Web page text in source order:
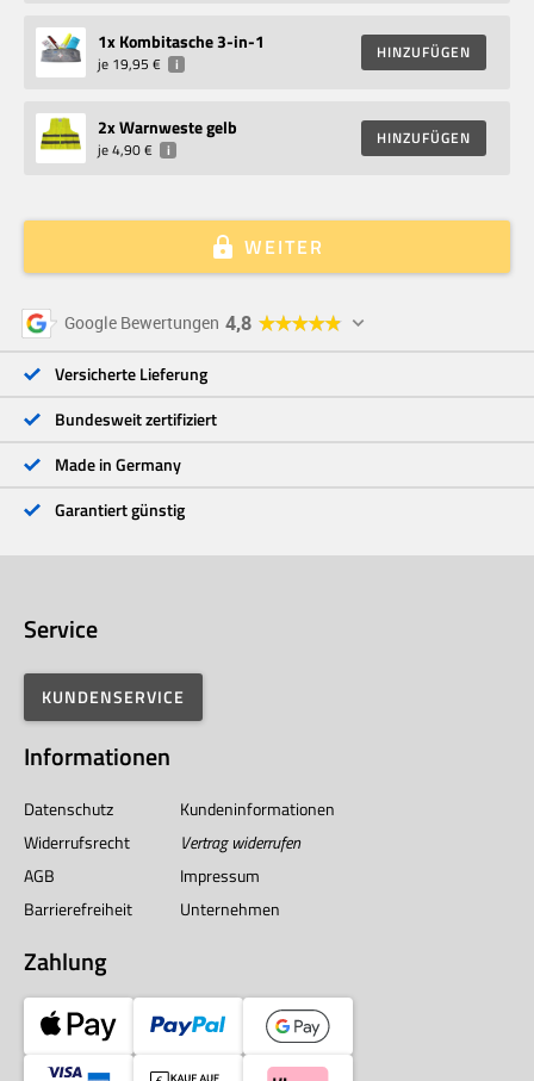
1x Kombitasche 3-in-1
je 19,95 € i
HINZUFÜGEN
2x Warnweste gelb
je4,90 € i
HINZUFÜGEN
WEITER
Google Bewertungen 4,8
4 Sterne
3 Sterne
<1 %
2 Sterne
1 Stern
<1 %
Versicherte Lieferung
Bundesweit zertifiziert
Made in Germany
Garantiert günstig
Service
KUNDENSERVICE
Informationen
Datenschutz
Kundeninformationen
Widerrufsrecht
Vertrag widerrufen
AGB
Impressum
Barrierefreiheit
Unternehmen
Zahlung